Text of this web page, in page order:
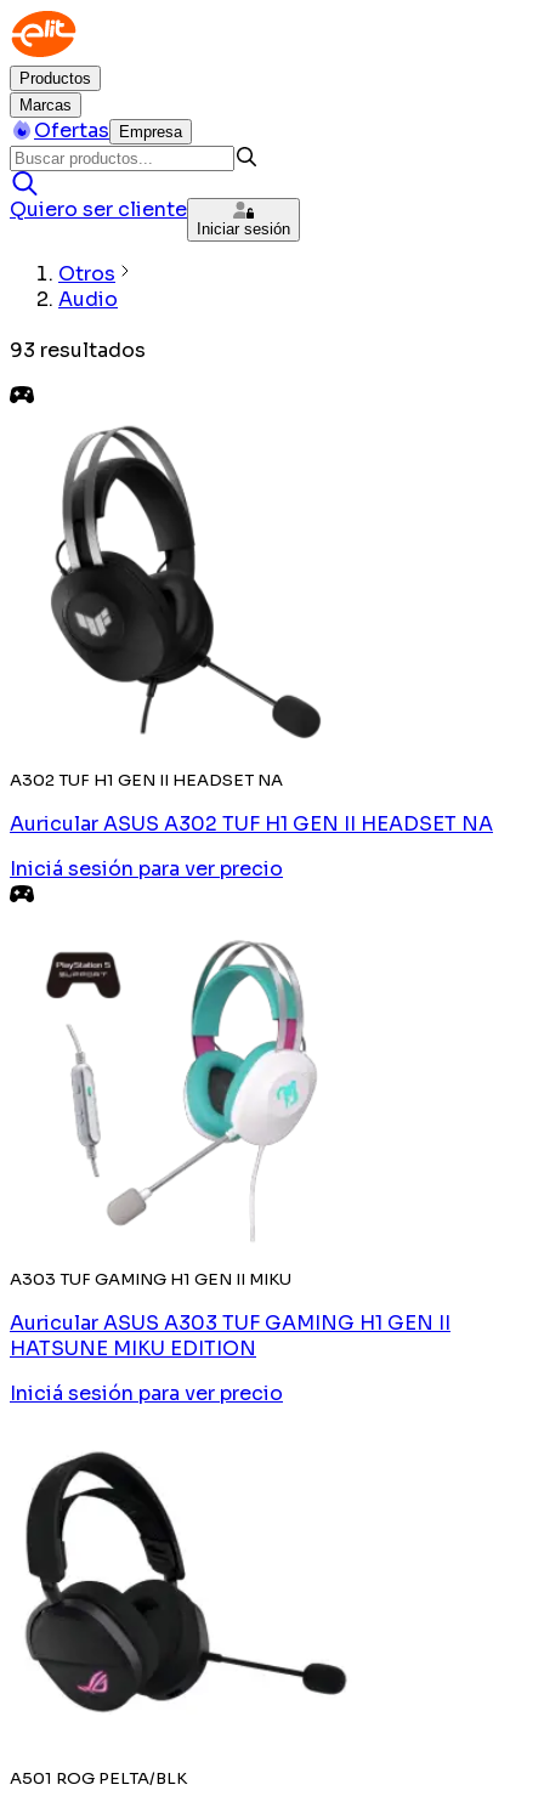
Productos
Marcas
Ofertas Empresa
Quiero ser cliente
Iniciar sesión
Otros
Audio
93 resultados
A302 TUF H1 GEN II HEADSET NA
Auricular ASUS A302 TUF H1 GEN II HEADSET NA
Iniciá sesión para ver precio
A303 TUF GAMING H1 GEN II MIKU
Auricular ASUS A303 TUF GAMING H1 GEN II
HATSUNE MIKU EDITION
Iniciá sesión para ver precio
A501 ROG PELTA/BLK